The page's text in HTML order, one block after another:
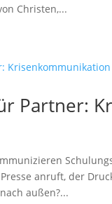
Christen,...
Partner:
Presse anruft, der
außen?...